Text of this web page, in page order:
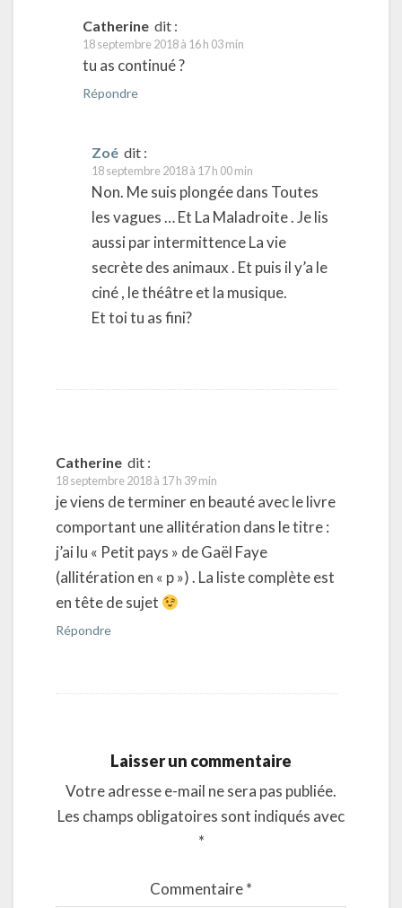
Catherine dit :
18 septembre 2018 à 16 h 03 min
tu as continué ?
Répondre
Zoé dit :
18 septembre 2018 à 17 h 00 min
Non. Me suis plongée dans Toutes
les vagues … Et La Maladroite . Je lis
aussi par intermittence La vie
secrète des animaux . Et puis il y’a le
ciné , le théâtre et la musique.
Et toi tu as fini?
Catherine dit :
18 septembre 2018 à 17 h 39 min
je viens de terminer en beauté avec le livre
comportant une allitération dans le titre :
j’ai lu « Petit pays » de Gaël Faye
(allitération en « p ») . La liste complète est
en tête de sujet
Répondre
Laisser un commentaire
Votre adresse e-mail ne sera pas publiée.
Les champs obligatoires sont indiqués avec
*
Commentaire*